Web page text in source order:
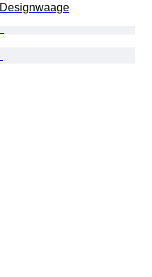
Designwaage